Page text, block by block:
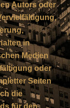
Autors oder
in
Medien
oder
Seiten
die